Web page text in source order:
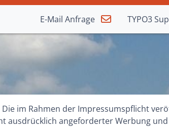
E-Mail Anfrage TYPO3
Die im Rahmen der Impressumspflicht
ausdrücklich angeforderter Werbung